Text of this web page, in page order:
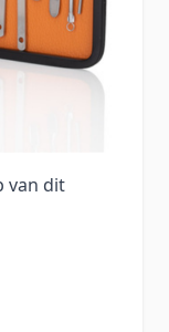
een stijlvol
en veilig
van dit